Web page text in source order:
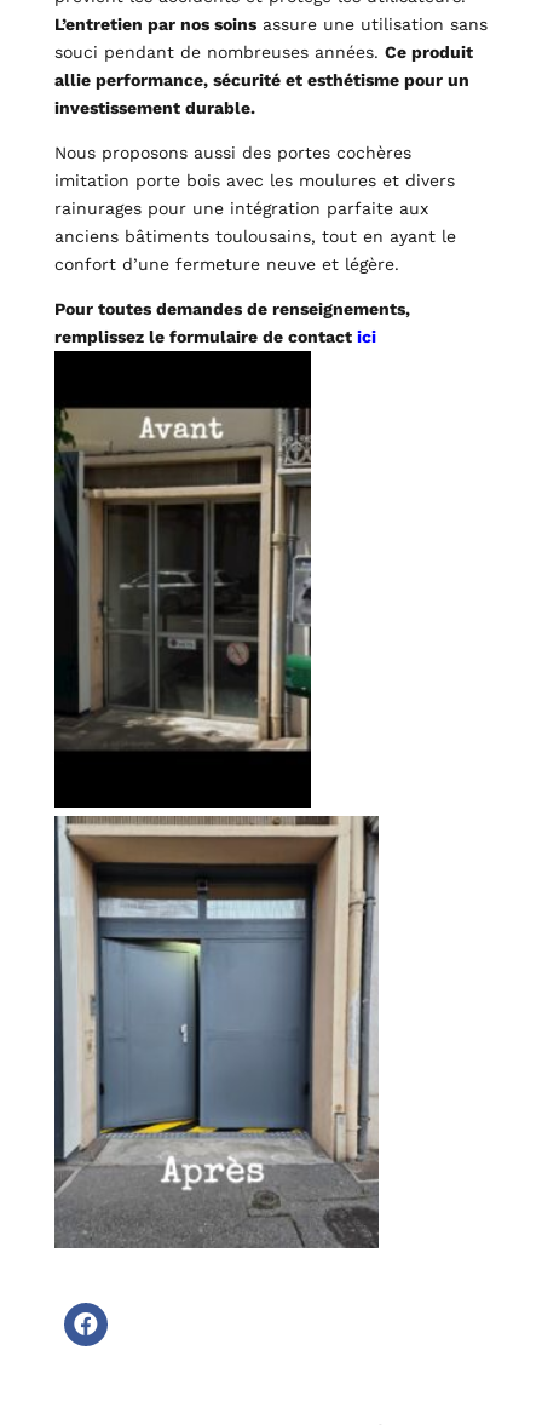
L’entretien par nos soinsassure une utilisation sans
souci pendant de nombreuses années. Ce produit
allie performance, sécurité et esthétisme pour un
investissement durable.
Nous proposons aussi des portes cochères
imitation porte bois avec les moulures et divers
rainurages pour une intégration parfaite aux
anciens bâtiments toulousains, tout en ayant le
confort d’une fermeture neuve et légère.
Pour toutes demandes de renseignements,
remplissez le formulaire de contact ici